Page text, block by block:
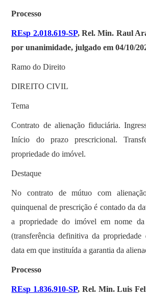
Processo
REsp 2.018.619-SP, Rel. Min. Raul
por unanimidade, julgado em 04/10/
Ramo do Direito
DIREITO CIVIL
Tema
Contrato de alienação fiduciária.
Início do prazo prescricional.
propriedade do imóvel.
Destaque
No contrato de mútuo com
quinquenal de prescrição é contado da
a propriedade do imóvel em nome da
(transferência definitiva da
data em que instituída a garantia da
Processo
REsp 1.836.910-SP, Rel. Min. Luis